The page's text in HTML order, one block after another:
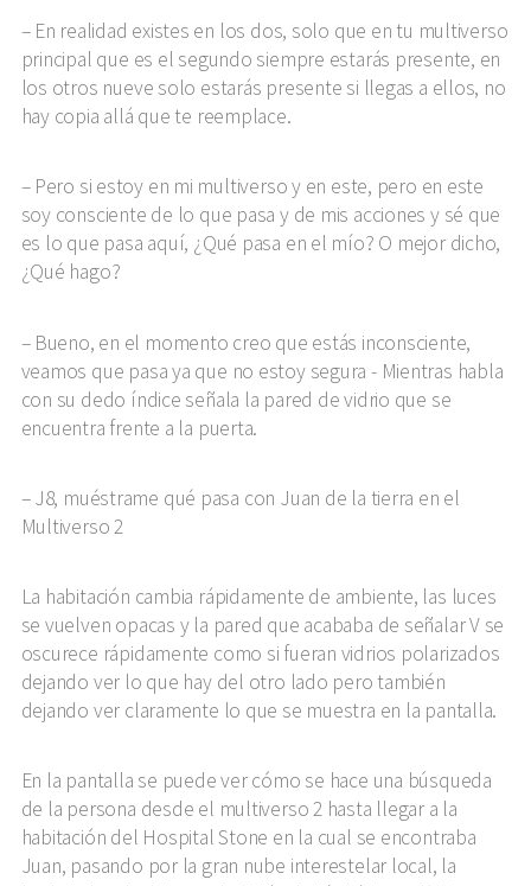
En realidad existes en los dos, solo que en tu multiverso
principal que es el segundo siempre estarás presente, en
los otros nueve solo estarás presente si llegas a ellos, no
hay copia allá que te reemplace.
Pero si estoy en mi multiverso y en este, pero en este
soy consciente de lo que pasa y de mis acciones y sé que
es lo que pasa aquí, ¿Qué pasa en el mío? O mejor dicho,
¿Qué hago?
Bueno, en el momento creo que estás inconsciente,
veamos que pasa ya que no estoy segura - Mientras habla
con su dedo índice señala la pared de vidrio que se
encuentra frente a la puerta.
J8, muéstrame qué pasa con Juan de la tierra en el
Multiverso 2
La habitación cambia rápidamente de ambiente, las luces
se vuelven opacas y la pared que acababa de señalar V se
oscurece rápidamente como si fueran vidrios polarizados
dejando ver lo que hay del otro lado pero también
dejando ver claramente lo que se muestra en la pantalla.
En la pantalla se puede ver cómo se hace una búsqueda
de la persona desde el multiverso 2 hasta llegar a la
habitación del Hospital Stone en la cual se encontraba
Juan, pasando por la gran nube interestelar local, la